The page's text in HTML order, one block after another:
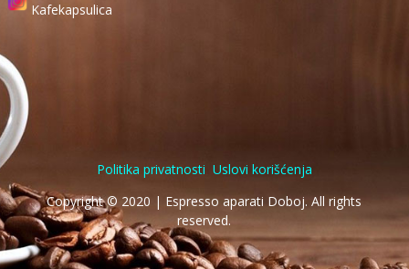
Kafekapsulica
Politika privatnosti Uslovi korišćenja
Copyright © 2020 | Espresso aparati Doboj. All rights
reserved.